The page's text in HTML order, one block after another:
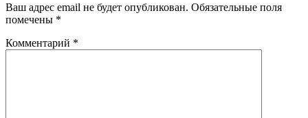
Ваш адрес email не будет опубликован. Обязательные поля
помечены *
Комментарий *